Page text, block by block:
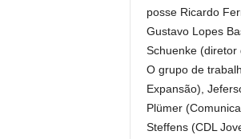
posse Ricardo
Gustavo Lopes
Schuenke (diretor
O grupo de
Expansão),
Plümer
Steffens (CDL